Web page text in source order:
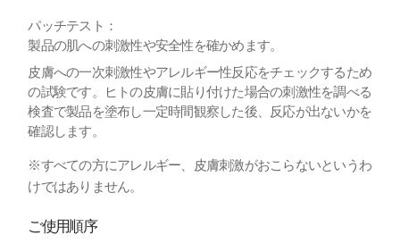
パッチテスト：
製品の肌への刺激性や安全性を確かめます。
皮膚への一次刺激性やアレルギー性反応をチェックするため
の試験です。ヒトの皮膚に貼り付けた場合の刺激性を調べる
検査で製品を塗布し一定時間観察した後、反応が出ないかを
確認します。
※すべての方にアレルギー、皮膚刺激がおこらないというわ
けではありません。
ご使用順序